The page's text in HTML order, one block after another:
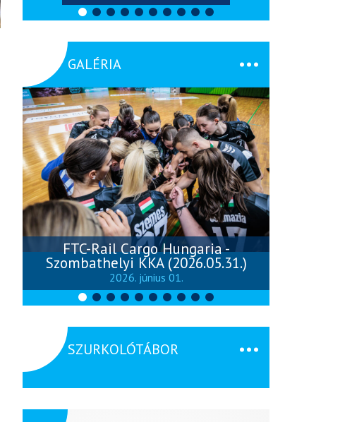
GALÉRIA
FTC-Rail Cargo Hungaria -
Szombathelyi KKA (2026.05.31.)
2026. június 01.
SZURKOLÓTÁBOR